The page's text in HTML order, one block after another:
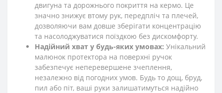
двигуна та дорожнього покриття на кермо. Це
значно знижує втому рук, передпліч та плечей,
дозволяючи вам довше зберігати концентрацію
та насолоджуватися поїздкою без дискомфорту.
Надійний хват у будь-яких умовах: Унікальний
малюнок протектора на поверхні ручок
забезпечує неперевершене зчеплення,
незалежно від погодних умов. Будь то дощ, бруд,
пил або піт, ваші руки залишатимуться надійно